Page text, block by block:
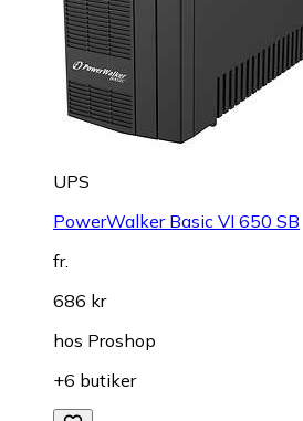
UPS
PowerWalker Basic VI 650 SB
fr.
686 kr
hos Proshop
+6 butiker